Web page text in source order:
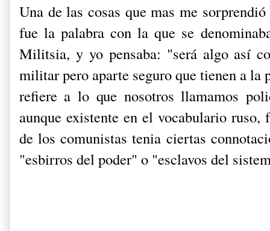
Una de las cosas que mas me
fue la palabra con la que se
Militsia, y yo pensaba: "será algo así
militar pero aparte seguro que tienen a
refiere a lo que nosotros llamamos
aunque existente en el vocabulario
de los comunistas tenia ciertas
"esbirros del poder" o "esclavos del